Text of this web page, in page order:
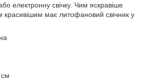
електронну свічку. Чим яскравіше
красивішим має литофановий свічник у
см